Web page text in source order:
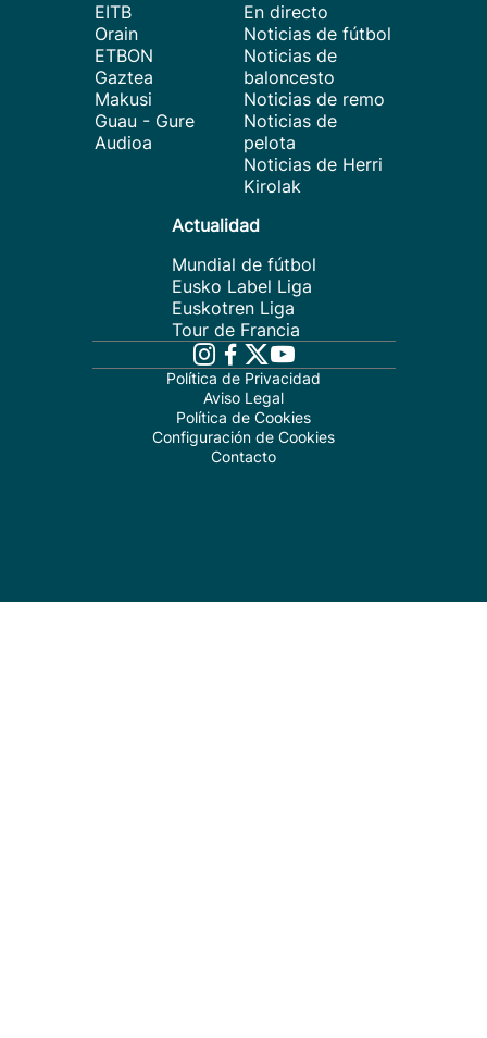
EITB
Orain
ETBON
Gaztea
Makusi
Guau - Gure
Audioa
En directo
Noticias de fútbol
Noticias de
baloncesto
Noticias de remo
Noticias de
pelota
Noticias de Herri
Kirolak
Actualidad
Mundial de fútbol
Eusko Label Liga
Euskotren Liga
Tour de Francia
Política de Privacidad
Aviso Legal
Política de Cookies
Configuración de Cookies
Contacto